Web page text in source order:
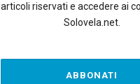
articoli riservati e accedere ai
Solovela.net.
ABBONATI